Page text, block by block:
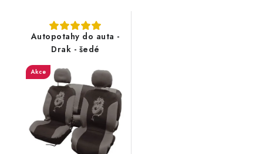
Autopotahy do auta -
Drak - šedé
Akce